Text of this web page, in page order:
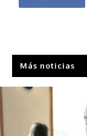
Más noticias